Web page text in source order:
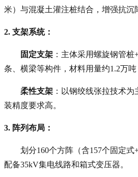
米）与混凝土灌注桩结合，增强抗沉
2. 支架系统：
固定支架 ：主体采用螺旋钢管
条、横梁等构件，材料用量约1.2万吨
柔性支架 ：以钢绞线张拉技术
装精度要求高。
3. 阵列布局 ：
划分160个方阵（含157个固定式
配备35kV集电线路和箱式变压器。